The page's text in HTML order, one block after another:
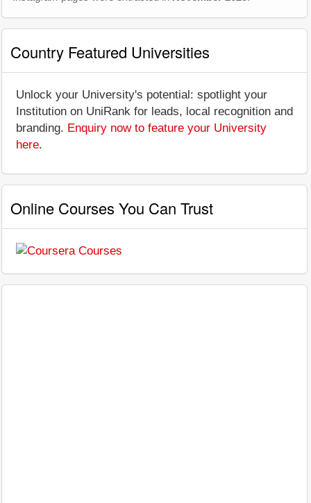
Country Featured Universities
Unlock your University's potential: spotlight your
Institution on UniRank for leads, local recognition and
branding. Enquiry now to feature your University
here.
Online Courses You Can Trust